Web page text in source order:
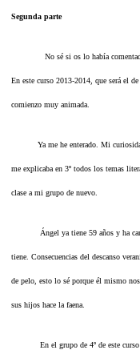
Segunda parte
No sé si os lo había
En este curso 2013-2014, que será el
comienzo muy animada.
Ya me he enterado. Mi curiosidad
me explicaba en 3º todos los temas
clase a mi grupo de nuevo.
Ángel ya tiene 59 años y ha
tiene. Consecuencias del descanso
de pelo, esto lo sé porque él mismo
sus hijos hace la faena.
En el grupo de 4º de este curso